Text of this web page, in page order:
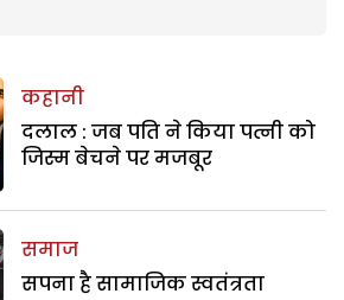
कहानी
दलाल : जब पति ने किया पत्नी को
जिस्म बेचने पर मजबूर
समाज
सपना है सामाजिक स्वतंत्रता